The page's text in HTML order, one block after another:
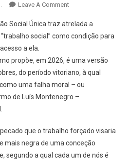
Leave A CommentOn
PSU:
A
Da
Pobreza
Social Única traz atrelada a
social” como condição para
a ela.
propõe, em 2026, é uma versão
do período vitoriano, à qual
uma falha moral – ou
de Luís Montenegro –
que o trabalho forçado visaria
mais negra de uma conceção
segundo a qual cada um de nós é